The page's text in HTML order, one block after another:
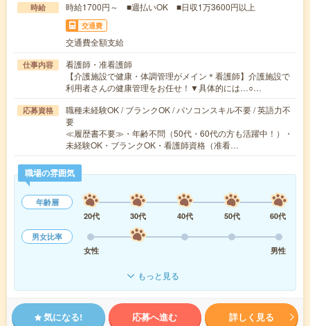
時給 時給1700円～ ■週払いOK ■日収1万3600円以上
交通費
交通費全額支給
仕事内容
看護師・准看護師
【介護施設で健康・体調管理がメイン＊看護師】介護施設で
利用者さんの健康管理をお任せ！▼具体的には…○…
応募資格
職種未経験OK / ブランクOK / パソコンスキル不要 / 英語力不
要
≪履歴書不要≫・年齢不問（50代・60代の方も活躍中！）・
未経験OK・ブランクOK・看護師資格（准看…
職場の雰囲気
年齢層
20代
30代 40代 50代
60代
男女比率
女性
男性
もっと見る
気になる! 応募へ進む 詳しく見る